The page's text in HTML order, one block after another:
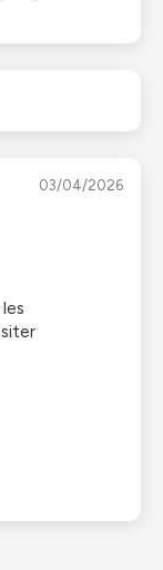
03/04/2026